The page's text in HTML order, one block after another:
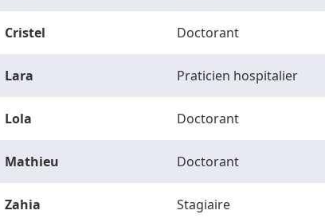
Cristel Doctorant
Lara Praticien hospitalier
Lola Doctorant
Mathieu Doctorant
Zahia Stagiaire